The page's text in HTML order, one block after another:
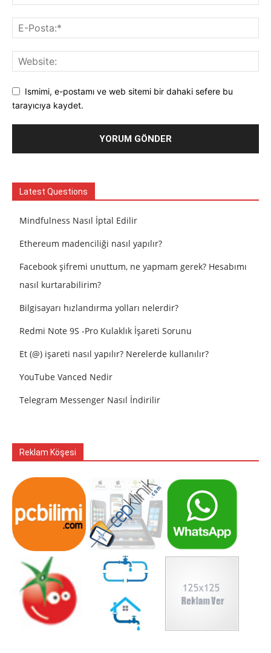
Ismimi, e-postamı ve web sitemi bir dahaki sefere bu
tarayıcıya kaydet.
Latest Questions
Mindfulness Nasıl İptal Edilir
Ethereum madenciliği nasıl yapılır?
Facebook şifremi unuttum, ne yapmam gerek? Hesabımı
nasıl kurtarabilirim?
Bilgisayarı hızlandırma yolları nelerdir?
Redmi Note 9S -Pro Kulaklık İşareti Sorunu
Et (@) işareti nasıl yapılır? Nerelerde kullanılır?
YouTube Vanced Nedir
Telegram Messenger Nasıl İndirilir
Reklam Köşesi